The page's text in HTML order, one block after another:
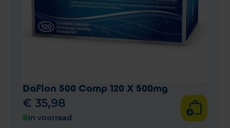
Daflon 500 Comp 120 X 500mg
€ 35,98
In voorraad